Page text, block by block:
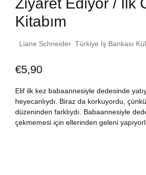
Kitap Siparişi
Sepetim
Bize Ulaşın
TR
DE
Kitabım
Liane Schneider Türkiye İş Bankası
€5,90
Elif ilk kez babaannesiyle dedesinde
heyecanlıydı. Biraz da korkuyordu, çünkü
düzeninden farklıydı. Babaannesiyle
çekmemesi için ellerinden geleni